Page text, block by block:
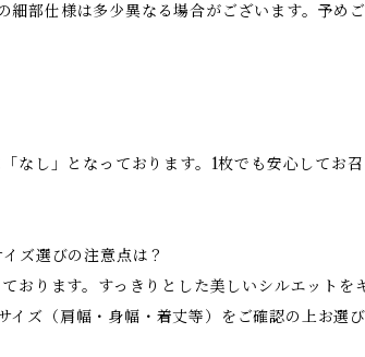
部仕様は多少異なる場合がございます。予めご
なし」となっております。1枚でも安心してお
ズ選びの注意点は？
おります。すっきりとした美しいシルエットを
イズ（肩幅・身幅・着丈等）をご確認の上お選び